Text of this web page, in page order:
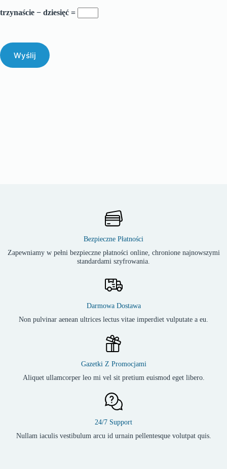
trzynaście − dziesięć =
Wyślij
Bezpieczne Płatności
Zapewniamy w pełni bezpieczne płatności online, chronione najnowszymi
standardami szyfrowania.
Darmowa Dostawa
Non pulvinar aenean ultrices lectus vitae imperdiet vulputate a eu.
Gazetki Z Promocjami
Aliquet ullamcorper leo mi vel sit pretium euismod eget libero.
24/7 Support
Nullam iaculis vestibulum arcu id urnain pellentesque volutpat quis.